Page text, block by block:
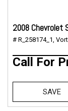
2008 Chevrolet
# R_258174_1,
Call For
SAVE